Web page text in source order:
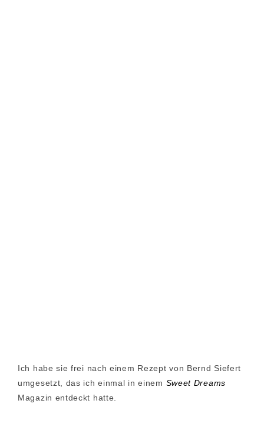
Ich habe sie frei nach einem Rezept von Bernd Siefert
umgesetzt, das ich einmal in einem Sweet Dreams
Magazin entdeckt hatte.